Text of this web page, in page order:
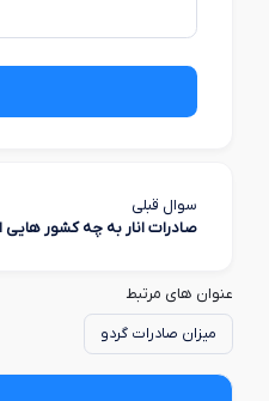
سوال قبلی
صادرات انار به چه کشور هایی
عنوان های مرتبط
میزان صادرات گردو